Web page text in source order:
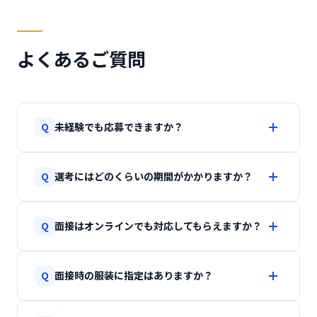
よくあるご質問
Q 未経験でも応募できますか？
社員のサポートのもと、業務システム開発と宝飾業
Q 選考にはどのくらいの期間がかかりますか？
選考の結果は1週間以内にご連絡いたします。ご都合
Q 面接はオンラインでも対応してもらえますか？
お住まいの方もお気軽にご応募ください。最終面接
Q 面接時の服装に指定はありますか？